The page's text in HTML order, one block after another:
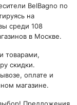
BelBagno по
на
среди 108
в Москве.
товарами,
скидки.
оплате и
магазине.